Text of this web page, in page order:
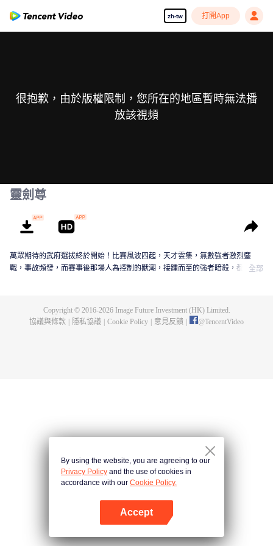
zh-tw 打開App
很抱歉，由於版權限制，您所在的地區暫時無法播
放該視頻
靈劍尊
萬眾期待的武府選拔終於開始！比賽風波四起，天才雲集，無數強者激烈鏖
戰，事故頻發，而賽事後那場人為控制的獸潮，接踵而至的強者暗殺，都顯示
全部
Copyright © 2016-2026Image Future Investment (HK) Limited.
協議與條款
隱私協議 Cookie Policy 意見反饋 @TencentVideo
By using the website, you are agreeing to our
Privacy Policy and the use of cookies in
accordance with our Cookie Policy.
Accept